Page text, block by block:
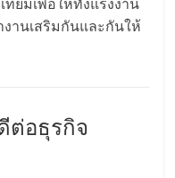
านเสริมกันและกันให้
ต่อธุรกิจ